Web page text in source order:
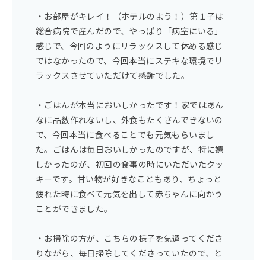
・お部屋がキレイ！（ホテルのよう！）第１子は
総合病院で産んだので、やっぱり「病室にいる」
感じで、今回のようにリラックスして休める感じ
ではなかったので、今回本当にステキな環境でリ
ラックスさせていただけて感謝でした。
・ごはんが本当においしかったです！家ではあん
なに品数作れないし、外食もたくさんできないの
で、今回本当に食べることでも元気もらいまし
た。ごはんは毎日おいしかったのですが、特に嬉
しかったのが、初回の食事の時にいただいたクッ
キーです。甘い物が好きなこともあり、ちょっと
疲れた時に食べて元気を出して赤ちゃんに向かう
ことができました。
・お掃除の方が、こちらの様子を気遣ってくださ
りながら、毎日掃除してくださっていたので、と